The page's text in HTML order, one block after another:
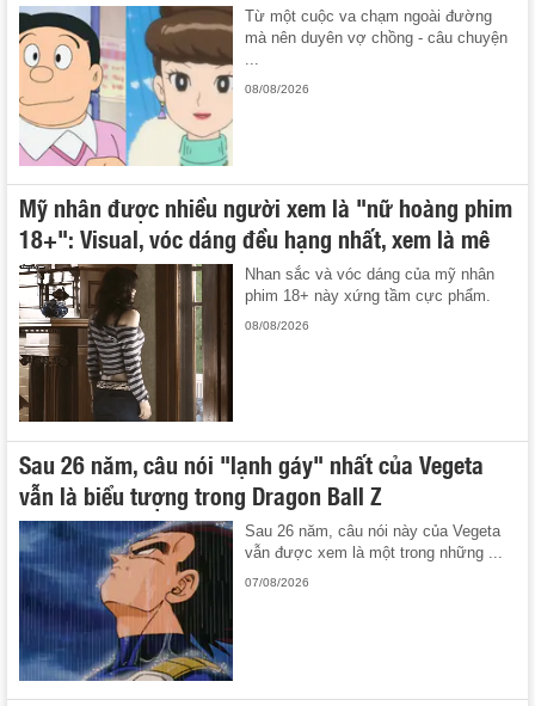
Từ một cuộc va chạm ngoài đường
mà nên duyên vợ chồng - câu chuyện
...
08/08/2026
Mỹ nhân được nhiều người xem là "nữ hoàng phim
18+": Visual, vóc dáng đều hạng nhất, xem là mê
Nhan sắc và vóc dáng của mỹ nhân
phim 18+ này xứng tầm cực phẩm.
08/08/2026
Sau 26 năm, câu nói "lạnh gáy" nhất của Vegeta
vẫn là biểu tượng trong Dragon Ball Z
Sau 26 năm, câu nói này của Vegeta
vẫn được xem là một trong những ...
07/08/2026